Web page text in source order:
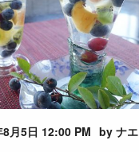
月5日 12:00 PM by ナエ